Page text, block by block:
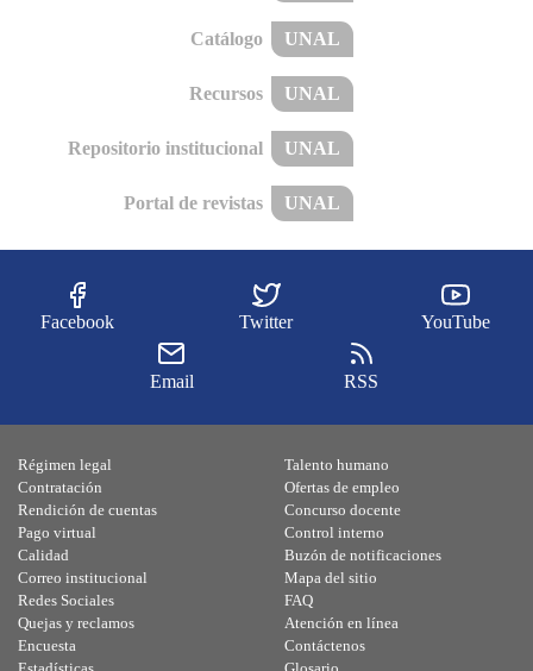
Catálogo UNAL
Recursos UNAL
Repositorio institucional UNAL
Portal de revistas UNAL
Facebook Twitter YouTube
Email RSS
Régimen legal
Contratación
Rendición de cuentas
Pago virtual
Calidad
Talento humano
Ofertas de empleo
Concurso docente
Control interno
Buzón de notificaciones
Correo institucional
Redes Sociales
Quejas y reclamos
Encuesta
Mapa del sitio
FAQ
Atención en línea
Contáctenos